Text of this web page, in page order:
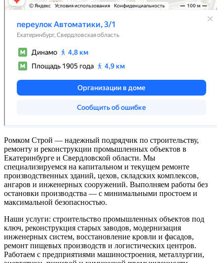
Ромком Строй — надежный подрядчик по строительству,
ремонту и реконструкции промышленных объектов в
Екатеринбурге и Свердловской области. Мы
специализируемся на капитальном и текущем ремонте
производственных зданий, цехов, складских комплексов,
ангаров и инженерных сооружений. Выполняем работы без
остановки производства — с минимальными простоем и
максимальной безопасностью.
Наши услуги: строительство промышленных объектов под
ключ, реконструкция старых заводов, модернизация
инженерных систем, восстановление кровли и фасадов,
ремонт пищевых производств и логистических центров.
Работаем с предприятиями машиностроения, металлургии,